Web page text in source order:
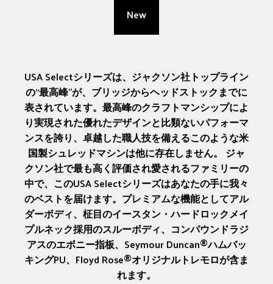
New
USA Selectシリーズは、ジャクソン社トップライン
の“最高峰”が、ブリッジからヘッドストックまでに
表されています。最高峰のクラフトマンシップによ
り実現された優れたデザインと比類ないパフォーマ
ンスを誇り、卓越した職人技を備えるこのような米
国製シュレッドマシンは他に存在しません。 ジャ
クソン社で最も高く評価され愛されるファミリーの
中で、このUSA Selectシリーズはあなたの手に我々
のベストを届けます。プレミアムな機能としてアル
ダーボディ、柾目のイースタン・ハードロックメイ
プルネック採用のスルーボディ、コンパウンドラジ
アスのエボニー指板、Seymour Duncan®ハムバッ
キングPU、Floyd Rose®オリジナルトレモロが含ま
れます。